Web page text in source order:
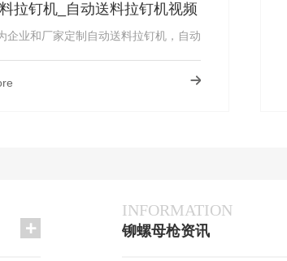
拉钉机_自动送料拉钉机视频
供
企业和厂家定制自动送料拉钉机，自动
INFORMATION
铆螺母枪资讯